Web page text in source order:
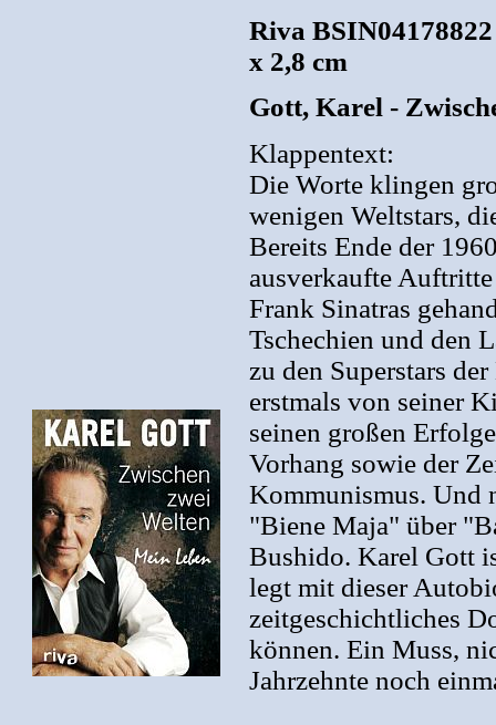
Riva
x 2,8 cm
Gott, Karel -
Klappentext:
Die Worte klingen
wenigen Weltstars,
Bereits Ende der
ausverkaufte
Frank Sinatras
Tschechien und den
zu den Superstars
erstmals von seiner
seinen großen
Vorhang sowie der
Kommunismus. Und
"Biene Maja" über
Bushido. Karel Gott
legt mit dieser
zeitgeschichtliches
können. Ein Muss,
Jahrzehnte noch